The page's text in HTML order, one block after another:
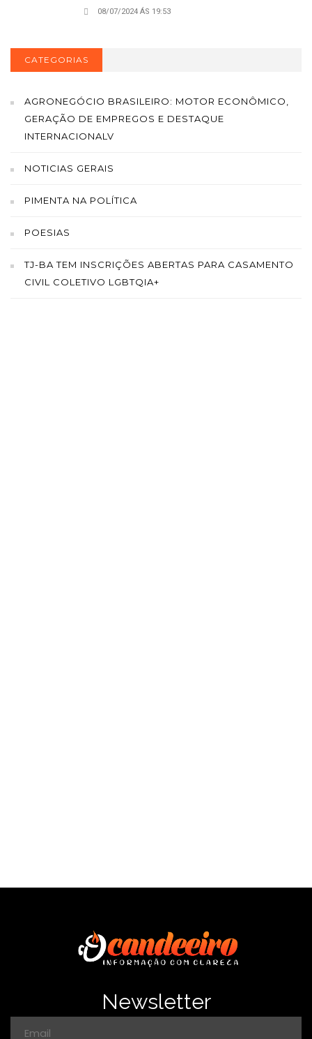
08/07/2024 ÁS 19:53
CATEGORIAS
AGRONEGÓCIO BRASILEIRO: MOTOR ECONÔMICO,
GERAÇÃO DE EMPREGOS E DESTAQUE
INTERNACIONALV
NOTICIAS GERAIS
PIMENTA NA POLÍTICA
POESIAS
TJ-BA TEM INSCRIÇÕES ABERTAS PARA CASAMENTO
CIVIL COLETIVO LGBTQIA+
Newsletter